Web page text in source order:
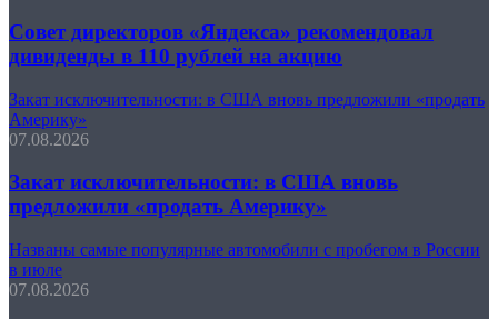
Совет директоров «Яндекса» рекомендовал
дивиденды в 110 рублей на акцию
Закат исключительности: в США вновь предложили «продать
Америку»
07.08.2026
Закат исключительности: в США вновь
предложили «продать Америку»
Названы самые популярные автомобили с пробегом в России
в июле
07.08.2026